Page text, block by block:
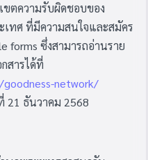
ตความรับผิดชอบของ
ทศ ที่มีความสนใจและสมัคร
forms ซึ่งสามารถอ่านราย
สารได้ที่
network/
21 ธันวาคม 2568